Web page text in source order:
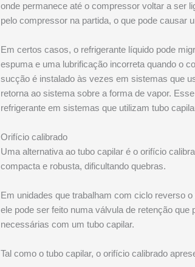
onde permanece até o compressor voltar a ser
pelo compressor na partida, o que pode causar
Em certos casos, o refrigerante líquido pode
espuma e uma lubrificação incorreta quando o
sucção é instalado às vezes em sistemas que
retorna ao sistema sobre a forma de vapor.
refrigerante em sistemas que utilizam tubo
Orifício calibrado
Uma alternativa ao tubo capilar é o orifício
compacta e robusta, dificultando quebras.
Em unidades que trabalham com ciclo reverso
ele pode ser feito numa válvula de retenção
necessárias com um tubo capilar.
Tal como o tubo capilar, o orifício calibrado